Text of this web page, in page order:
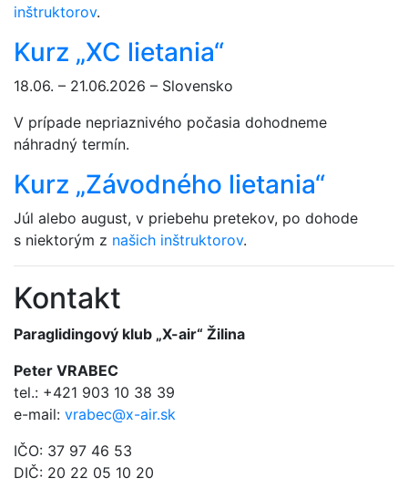
inštruktorov.
Kurz „XC lietania“
18.06. – 21.06.2026 – Slovensko
V prípade nepriaznivého počasia dohodneme
náhradný termín.
Kurz „Závodného lietania“
Júl alebo august, v priebehu pretekov, po dohode
s niektorým z našich inštruktorov.
Kontakt
Paraglidingový klub „X-air“ Žilina
Peter VRABEC
tel.: +421 903 10 38 39
e-mail: vrabec@x-air.sk
IČO: 37 97 46 53
DIČ: 20 22 05 10 20